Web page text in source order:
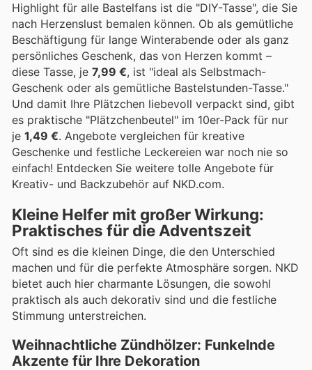
Highlight für alle Bastelfans ist die "DIY-Tasse", die Sie
nach Herzenslust bemalen können. Ob als gemütliche
Beschäftigung für lange Winterabende oder als ganz
persönliches Geschenk, das von Herzen kommt –
diese Tasse, je 7,99 €, ist "ideal als Selbstmach-
Geschenk oder als gemütliche Bastelstunden-Tasse."
Und damit Ihre Plätzchen liebevoll verpackt sind, gibt
es praktische "Plätzchenbeutel" im 10er-Pack für nur
je 1,49 €. Angebote vergleichen für kreative
Geschenke und festliche Leckereien war noch nie so
einfach! Entdecken Sie weitere tolle Angebote für
Kreativ- und Backzubehör auf NKD.com.
Kleine Helfer mit großer Wirkung:
Praktisches für die Adventszeit
Oft sind es die kleinen Dinge, die den Unterschied
machen und für die perfekte Atmosphäre sorgen. NKD
bietet auch hier charmante Lösungen, die sowohl
praktisch als auch dekorativ sind und die festliche
Stimmung unterstreichen.
Weihnachtliche Zündhölzer: Funkelnde
Akzente für Ihre Dekoration